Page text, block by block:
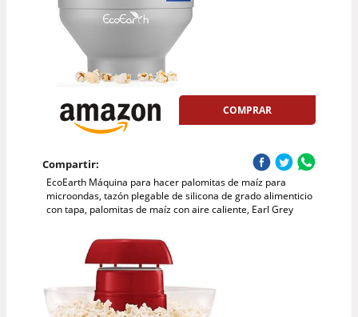
COMPRAR
Compartir:
EcoEarth Máquina para hacer palomitas de maíz para
microondas, tazón plegable de silicona de grado alimenticio
con tapa, palomitas de maíz con aire caliente, Earl Grey